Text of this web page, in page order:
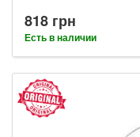
818 грн
Есть в наличии